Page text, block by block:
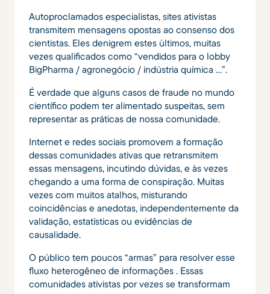
Autoproclamados especialistas, sites ativistas
transmitem mensagens opostas ao consenso dos
cientistas. Eles denigrem estes ùltimos, muitas
vezes qualificados como “vendidos para o lobby
BigPharma / agronegócio / indústria química …”.
É verdade que alguns casos de fraude no mundo
científico podem ter alimentado suspeitas, sem
representar as práticas de nossa comunidade.
Internet e redes sociais promovem a formação
dessas comunidades ativas que retransmitem
essas mensagens, incutindo dúvidas, e às vezes
chegando a uma forma de conspiração. Muitas
vezes com muitos atalhos, misturando
coincidências e anedotas, independentemente da
validação, estatísticas ou evidências de
causalidade.
O público tem poucos “armas” para resolver esse
fluxo heterogêneo de informações . Essas
comunidades ativistas por vezes se transformam